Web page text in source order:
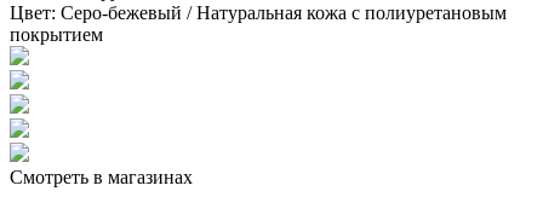
Цвет: Серо-бежевый / Натуральная кожа с полиуретановым
покрытием
Смотреть в магазинах